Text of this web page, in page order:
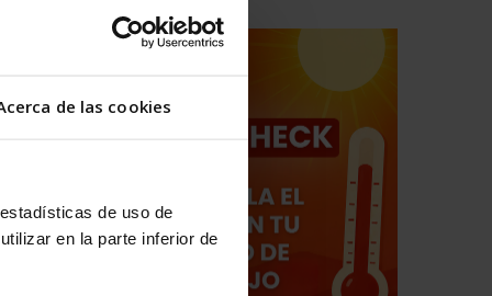
de las cookies
de uso de
en la parte inferior de
larga
a